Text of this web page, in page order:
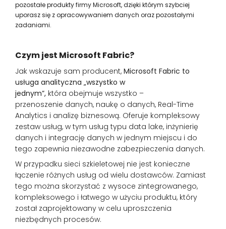
pozostałe produkty firmy Microsoft, dzięki którym szybciej
uporasz się z opracowywaniem danych oraz pozostałymi
zadaniami.
Czym jest Microsoft Fabric?
Jak wskazuje sam producent, Microsoft Fabric to
usługa analityczna „wszystko w
jednym”, która obejmuje wszystko –
przenoszenie danych, naukę o danych, Real-Time
Analytics i analizę biznesową. Oferuje kompleksowy
zestaw usług, w tym usług typu data lake, inżynierię
danych i integrację danych w jednym miejscu i do
tego zapewnia niezawodne zabezpieczenia danych.
W przypadku sieci szkieletowej nie jest konieczne
łączenie różnych usług od wielu dostawców. Zamiast
tego można skorzystać z wysoce zintegrowanego,
kompleksowego i łatwego w użyciu produktu, który
został zaprojektowany w celu uproszczenia
niezbędnych procesów.